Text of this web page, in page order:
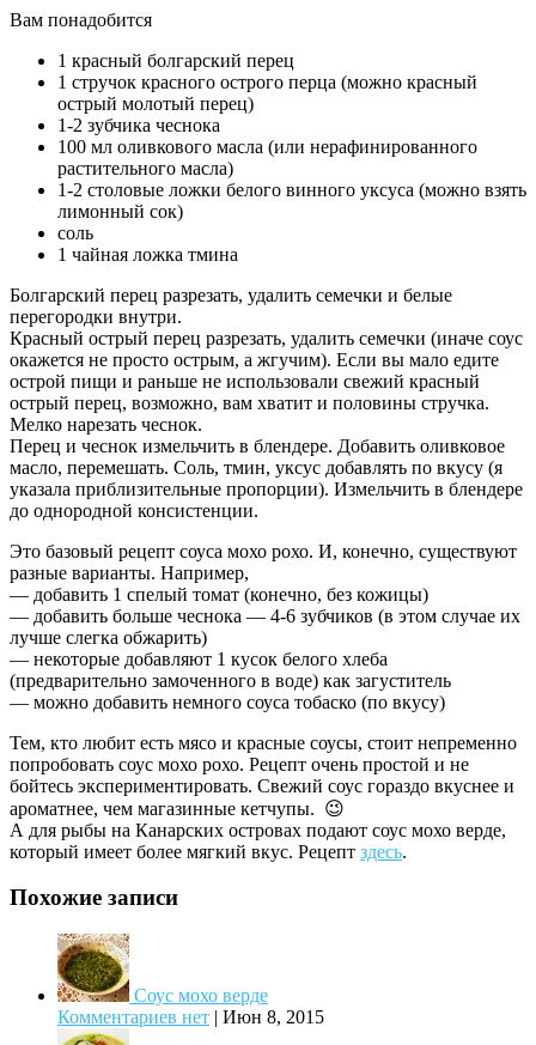
Вам понадобится
1 красный болгарский перец
1 стручок красного острого перца (можно красный
острый молотый перец)
1-2 зубчика чеснока
100 мл оливкового масла (или нерафинированного
растительного масла)
1-2 столовые ложки белого винного уксуса (можно взять
лимонный сок)
соль
1 чайная ложка тмина
Болгарский перец разрезать, удалить семечки и белые
перегородки внутри.
Красный острый перец разрезать, удалить семечки (иначе соус
окажется не просто острым, а жгучим). Если вы мало едите
острой пищи и раньше не использовали свежий красный
острый перец, возможно, вам хватит и половины стручка.
Мелко нарезать чеснок.
Перец и чеснок измельчить в блендере. Добавить оливковое
масло, перемешать. Соль, тмин, уксус добавлять по вкусу (я
указала приблизительные пропорции). Измельчить в блендере
до однородной консистенции.
Это базовый рецепт соуса мохо рохо. И, конечно, существуют
разные варианты. Например,
— добавить 1 спелый томат (конечно, без кожицы)
— добавить больше чеснока — 4-6 зубчиков (в этом случае их
лучше слегка обжарить)
— некоторые добавляют 1 кусок белого хлеба
(предварительно замоченного в воде) как загуститель
— можно добавить немного соуса тобаско (по вкусу)
Тем, кто любит есть мясо и красные соусы, стоит непременно
попробовать соус мохо рохо. Рецепт очень простой и не
бойтесь экспериментировать. Свежий соус гораздо вкуснее и
ароматнее, чем магазинные кетчупы. 😉
А для рыбы на Канарских островах подают соус мохо верде,
который имеет более мягкий вкус. Рецепт здесь.
Похожие записи
Соус мохо верде
Комментариев нет | Июн 8, 2015